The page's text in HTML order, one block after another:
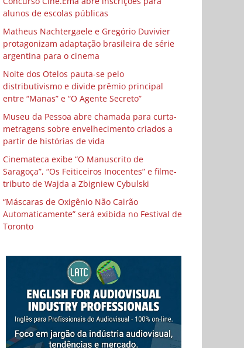
alunos de escolas públicas
Matheus Nachtergaele e Gregório Duvivier
protagonizam adaptação brasileira de série
argentina para o cinema
Noite dos Otelos pauta-se pelo
distributivismo e divide prêmio principal
entre “Manas” e “O Agente Secreto”
Museu da Pessoa abre chamada para curta-
metragens sobre envelhecimento criados a
partir de histórias de vida
Cinemateca exibe “O Manuscrito de
Saragoça”, “Os Feiticeiros Inocentes” e filme-
tributo de Wajda a Zbigniew Cybulski
“Máscaras de Oxigênio Não Cairão
Automaticamente” será exibida no Festival de
Toronto